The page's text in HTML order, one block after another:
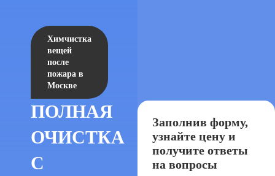
Химчистка
вещей
после
пожара в
Москве
ПОЛНАЯ
ОЧИСТКА
С
Заполнив форму,
узнайте цену и
получите ответы
на вопросы